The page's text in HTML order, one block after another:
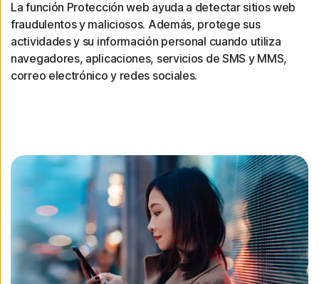
La función Protección web ayuda a detectar sitios web
fraudulentos y maliciosos. Además, protege sus
actividades y su información personal cuando utiliza
navegadores, aplicaciones, servicios de SMS y MMS,
correo electrónico y redes sociales.